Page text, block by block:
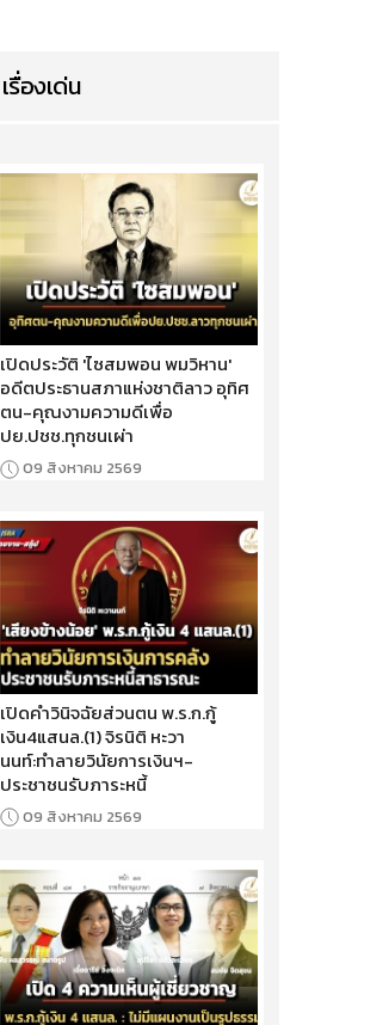
เรื่องเด่น
เปิดประวัติ 'ไซสมพอน พมวิหาน'
อดีตประธานสภาแห่งชาติลาว อุทิศ
ตน-คุณงามความดีเพื่อ
ปย.ปชช.ทุกชนเผ่า
09 สิงหาคม 2569
เปิดคำวินิจฉัยส่วนตน พ.ร.ก.กู้
เงิน4แสนล.(1) จิรนิติ หะวา
นนท์:ทำลายวินัยการเงินฯ-
ประชาชนรับภาระหนี้
09 สิงหาคม 2569